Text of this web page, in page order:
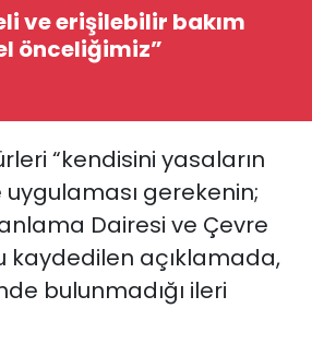
ve erişilebilir bakım
önceliğimiz”
“kendisini yasaların
gerekenin;
Dairesi ve Çevre
kaydedilen açıklamada,
bulunmadığı ileri